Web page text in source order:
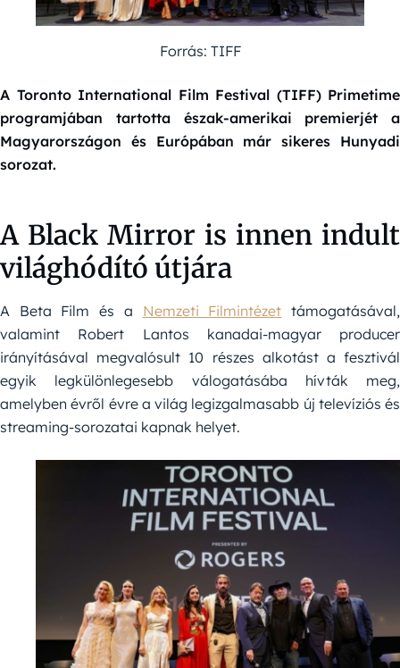
Forrás: TIFF
A Toronto International Film Festival (TIFF) Primetime
programjában tartotta észak-amerikai premierjét a
Magyarországon és Európában már sikeres Hunyadi
sorozat.
A Black Mirror is innen indult
világhódító útjára
A Beta Film és a Nemzeti Filmintézet támogatásával,
valamint Robert Lantos kanadai-magyar producer
irányításával megvalósult 10 részes alkotást a fesztivál
egyik legkülönlegesebb válogatásába hívták meg,
amelyben évről évre a világ legizgalmasabb új televíziós és
streaming-sorozatai kapnak helyet.